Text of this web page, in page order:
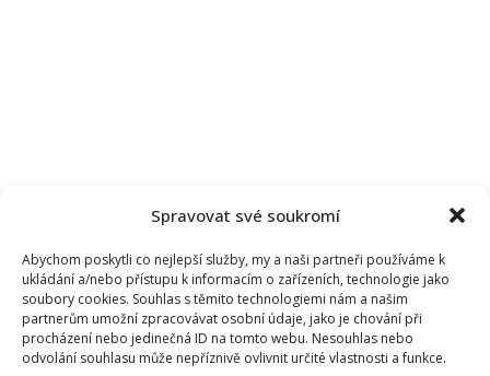
Spravovat své soukromí
Abychom poskytli co nejlepší služby, my a naši partneři používáme k
ukládání a/nebo přístupu k informacím o zařízeních, technologie jako
soubory cookies. Souhlas s těmito technologiemi nám a našim
partnerům umožní zpracovávat osobní údaje, jako je chování při
procházení nebo jedinečná ID na tomto webu. Nesouhlas nebo
odvolání souhlasu může nepříznivě ovlivnit určité vlastnosti a funkce.